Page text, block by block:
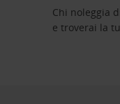
Chi noleggia
e troverai